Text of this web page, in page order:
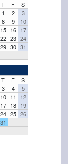
T F
S
1
2
3
8 9
10
15 16 17
22 23 24
29 30 31
T F
S
3 4
5
10 11
12
17 18 19
24 25 26
31